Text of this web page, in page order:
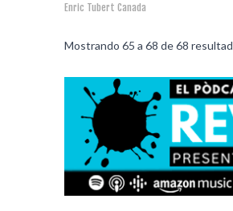
Enric Tubert Canada
Mostrando 65 a 68 de68